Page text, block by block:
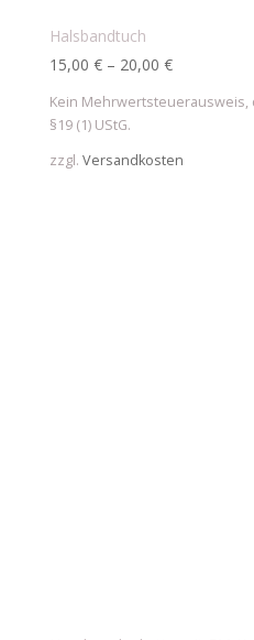
Halsbandtuch
15,00 €– 20,00 €
Kein
§19 (1) UStG.
zzgl. Versandkosten